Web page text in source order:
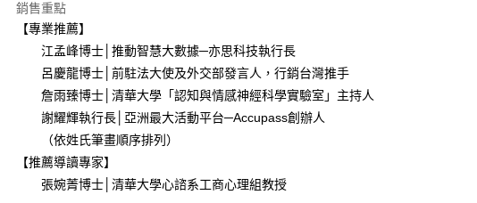
每筆NT$100，滿NT$499(含以上)免運費
銷售重點
【專業推薦】
江孟峰博士│推動智慧大數據─亦思科技執行長
呂慶龍博士│前駐法大使及外交部發言人，行銷台灣推手
詹雨臻博士│清華大學「認知與情感神經科學實驗室」主持人
謝耀輝執行長│亞洲最大活動平台─Accupass創辦人
（依姓氏筆畫順序排列）
【推薦導讀專家】
張婉菁博士│清華大學心諮系工商心理組教授